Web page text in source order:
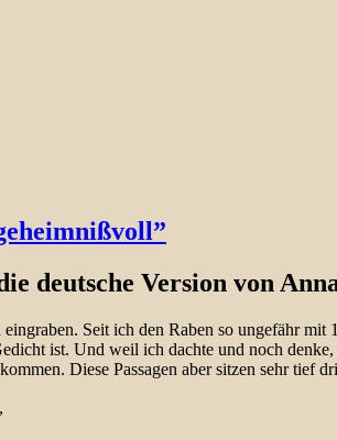
deutsche Version von
Seit ich den Raben so ungefähr
ist. Und weil ich dachte und noch
Diese Passagen aber sitzen sehr tief